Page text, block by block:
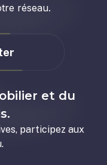
réseau.
et du
participez aux